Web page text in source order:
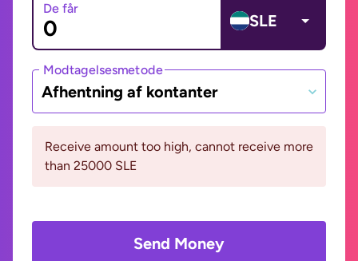
De får
SLE
Modtagelsesmetode
Afhentning af kontanter
Receive amount too high, cannot receive more
than 25000 SLE
Send Money